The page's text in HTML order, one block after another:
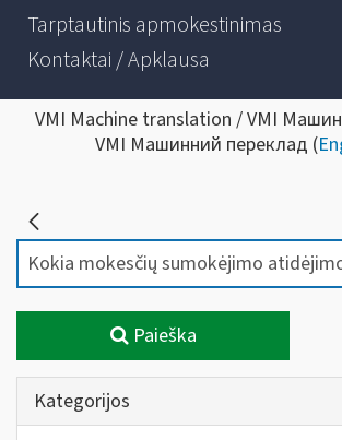
Tarptautinis apmokestinimas
Kontaktai / Apklausa
VMI Machine translation / VMI
VMI Машинний переклад (
Paieška
Kategorijos